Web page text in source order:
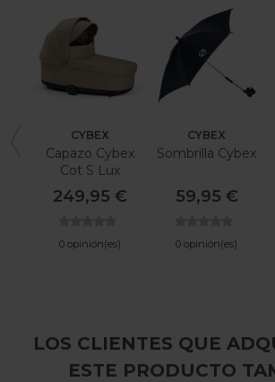
CYBEX
Capazo Cybex
Cot S Lux
249,95 €
0 opinión(es)
CYBEX
Sombrilla Cybex
59,95 €
0 opinión(es)
LOS CLIENTES QUE
ESTE PRODUCTO